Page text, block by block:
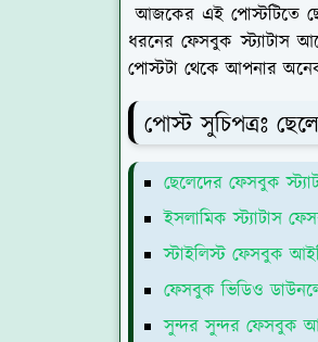
আজকের এই পোস্টটিতে
ধরনের ফেসবুক স্ট্যাটাস
পোস্টটা থেকে আপনার
পোস্ট সুচিপত্রঃ
ছেলেদের ফেসবুক
ইসলামিক স্ট্যাটাস
স্টাইলিস্ট ফেসবুক
ফেসবুক ভিডিও
সুন্দর সুন্দর ফেসবুক